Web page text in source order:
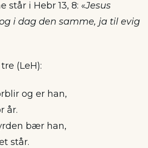
står i Hebr 13, 8: «Jesus
i dag den samme, ja til evig
(LeH):
og er han,
år.
bær han,
står.